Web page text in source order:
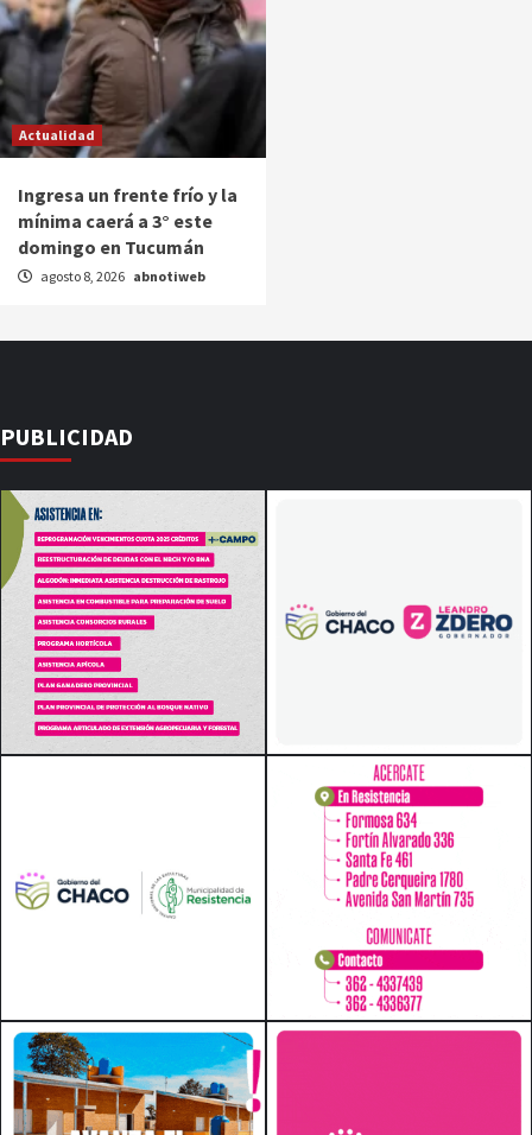
Actualidad
Ingresa un frente frío y la
mínima caerá a 3° este
domingo en Tucumán
agosto 8, 2026 abnotiweb
PUBLICIDAD